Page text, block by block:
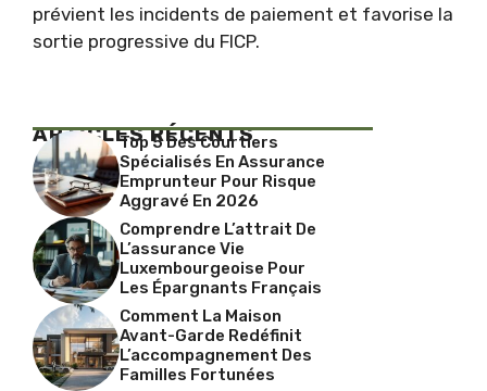
prévient les incidents de paiement et favorise la
sortie progressive du FICP.
ARTICLES RÉCENTS
Top 5 Des Courtiers
Spécialisés En Assurance
Emprunteur Pour Risque
Aggravé En 2026
Comprendre L’attrait De
L’assurance Vie
Luxembourgeoise Pour
Les Épargnants Français
Comment La Maison
Avant-Garde Redéfinit
L’accompagnement Des
Familles Fortunées